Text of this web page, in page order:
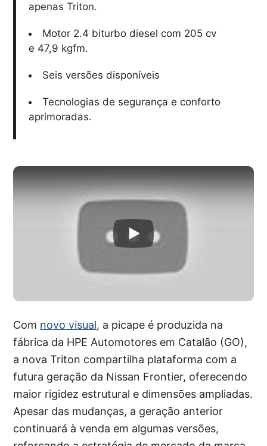
apenas Triton.
Motor 2.4 biturbo diesel com 205 cv
e 47,9 kgfm.
Seis versões disponíveis
Tecnologias de segurança e conforto
aprimoradas.
Com novo visual, a picape é produzida na
fábrica da HPE Automotores em Catalão (GO),
a nova Triton compartilha plataforma com a
futura geração da Nissan Frontier, oferecendo
maior rigidez estrutural e dimensões ampliadas.
Apesar das mudanças, a geração anterior
continuará à venda em algumas versões,